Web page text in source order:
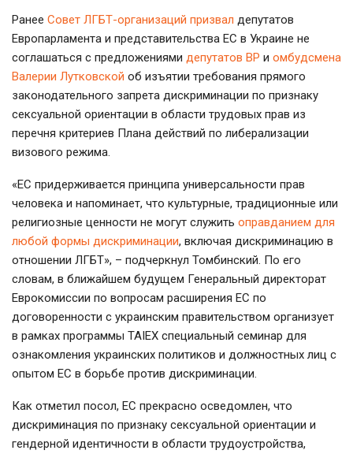
Ранее Совет ЛГБТ-организаций призвал депутатов
Европарламента и представительства ЕС в Украине не
соглашаться с предложениями депутатов ВР и омбудсмена
Валерии Лутковской об изъятии требования прямого
законодательного запрета дискриминации по признаку
сексуальной ориентации в области трудовых прав из
перечня критериев Плана действий по либерализации
визового режима.
«ЕС придерживается принципа универсальности прав
человека и напоминает, что культурные, традиционные или
религиозные ценности не могут служить оправданием для
любой формы дискриминации, включая дискриминацию в
отношении ЛГБТ», – подчеркнул Томбинский. По его
словам, в ближайшем будущем Генеральный директорат
Еврокомиссии по вопросам расширения ЕС по
договоренности с украинским правительством организует
в рамках программы TAIEX специальный семинар для
ознакомления украинских политиков и должностных лиц с
опытом ЕС в борьбе против дискриминации.
Как отметил посол, ЕС прекрасно осведомлен, что
дискриминация по признаку сексуальной ориентации и
гендерной идентичности в области трудоустройства,